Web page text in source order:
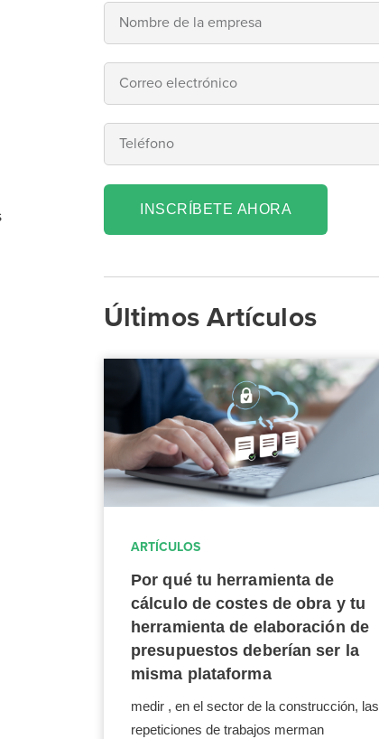
INSCRÍBETE AHORA
Últimos Artículos
ARTÍCULOS
Por qué tu herramienta de
cálculo de costes de obra y tu
herramienta de elaboración de
presupuestos deberían ser la
misma plataforma
medir , en el sector de la construcción, las
repeticiones de trabajos merman